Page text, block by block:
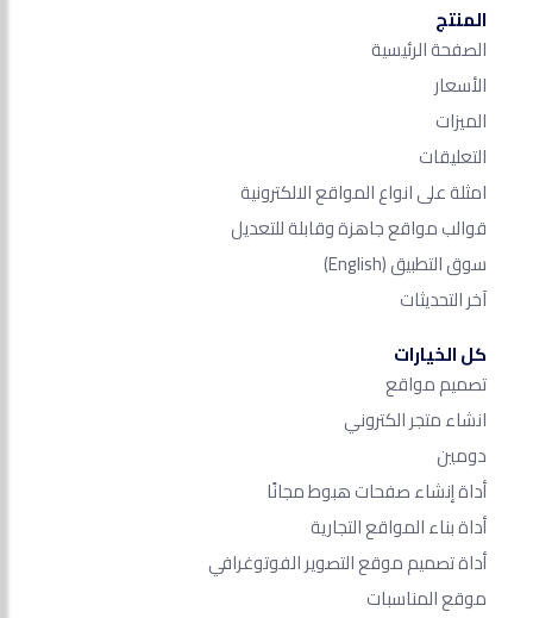
المنتج
الصفحة الرئيسية
الأسعار
الميزات
التعليقات
امثلة على انواع المواقع الالكترونية
قوالب مواقع جاهزة وقابلة للتعديل
سوق التطبيق(English)
آخر التحديثات
كل الخيارات
تصميم مواقع
انشاء متجر الكتروني
دومين
أداة إنشاء صفحات هبوط مجانًا
أداة بناء المواقع التجارية
أداة تصميم موقع التصوير الفوتوغرافي
موقع المناسبات